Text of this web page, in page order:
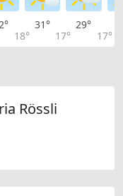
18°
31°
17°
29°
17°
Rössli